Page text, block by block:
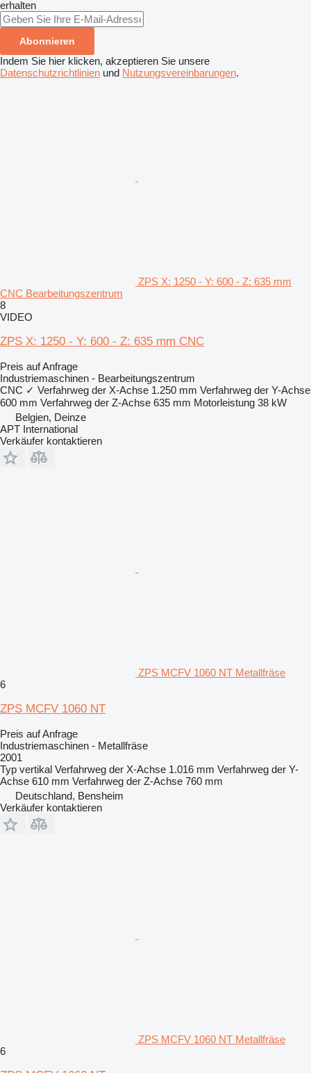
erhalten
Abonnieren
Indem Sie hier klicken, akzeptieren Sie unsere
Datenschutzrichtlinien und Nutzungsvereinbarungen.
ZPS X: 1250 - Y: 600 - Z: 635 mm
CNC Bearbeitungszentrum
8
VIDEO
ZPS X: 1250 - Y: 600 - Z: 635 mm CNC
Preis auf Anfrage
Industriemaschinen - Bearbeitungszentrum
CNC ✓ Verfahrweg der X-Achse 1.250 mm Verfahrweg der Y-Achse
600 mm Verfahrweg der Z-Achse 635 mm Motorleistung 38 kW
Belgien, Deinze
APT International
Verkäufer kontaktieren
ZPS MCFV 1060 NT Metallfräse
6
ZPS MCFV 1060 NT
Preis auf Anfrage
Industriemaschinen - Metallfräse
2001
Typ vertikal Verfahrweg der X-Achse 1.016 mm Verfahrweg der Y-
Achse 610 mm Verfahrweg der Z-Achse 760 mm
Deutschland, Bensheim
Verkäufer kontaktieren
ZPS MCFV 1060 NT Metallfräse
6